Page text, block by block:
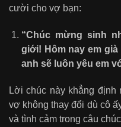
cười cho vợ bạn:
“Chúc mừng sinh
giới! Hôm nay em
anh sẽ luôn yêu em
Lời chúc này khẳng định
vợ không thay đổi dù cô
và tình cảm trong câu